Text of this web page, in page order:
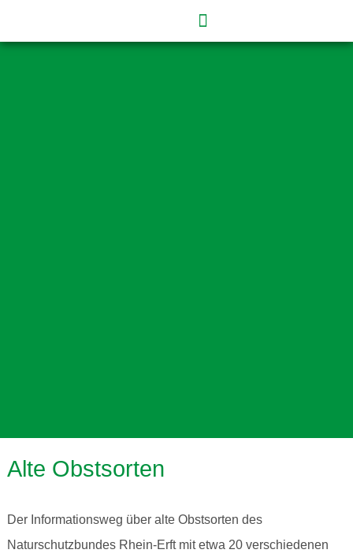
INMITTEN DES
FRIESHEIMER BUSCH
Alte Obstsorten
Der Informationsweg über alte Obstsorten des
Naturschutzbundes Rhein-Erft mit etwa 20 verschiedenen